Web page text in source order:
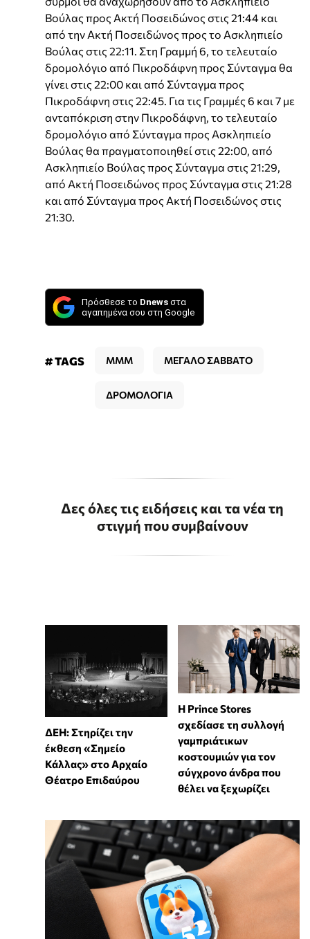
Βούλας προς Ακτή Ποσειδώνος στις 21:44 και
από την Ακτή Ποσειδώνος προς το Ασκληπιείο
Βούλας στις 22:11. Στη Γραμμή 6, το τελευταίο
δρομολόγιο από Πικροδάφνη προς Σύνταγμα θα
γίνει στις 22:00 και από Σύνταγμα προς
Πικροδάφνη στις 22:45. Για τις Γραμμές 6 και 7 με
ανταπόκριση στην Πικροδάφνη, το τελευταίο
δρομολόγιο από Σύνταγμα προς Ασκληπιείο
Βούλας θα πραγματοποιηθεί στις 22:00, από
Ασκληπιείο Βούλας προς Σύνταγμα στις 21:29,
από Ακτή Ποσειδώνος προς Σύνταγμα στις 21:28
και από Σύνταγμα προς Ακτή Ποσειδώνος στις
21:30.
Πρόσθεσε το Dnews στα
αγαπημένα σου στη Google
# TAGS ΜΜΜ ΜΕΓΑΛΟ ΣΑΒΒΑΤΟ
ΔΡΟΜΟΛΟΓΙΑ
Δες όλες τις ειδήσεις και τα νέα τη
στιγμή που συμβαίνουν
ΔΕΗ: Στηρίζει την
έκθεση «Σημείο
Κάλλας» στο Αρχαίο
Θέατρο Επιδαύρου
Η Prince Stores
σχεδίασε τη συλλογή
γαμπριάτικων
κοστουμιών για τον
σύγχρονο άνδρα που
θέλει να ξεχωρίζει